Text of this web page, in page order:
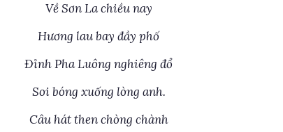
Về Sơn La chiều nay
Hương lau bay đầy phố
Đỉnh Pha Luông nghiêng đổ
Soi bóng xuống lòng anh.
Câu hát then chòng chành